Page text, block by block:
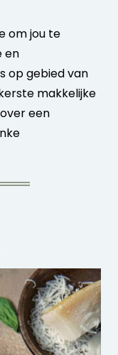
om jou te
en
op gebied van
makkelijke
een